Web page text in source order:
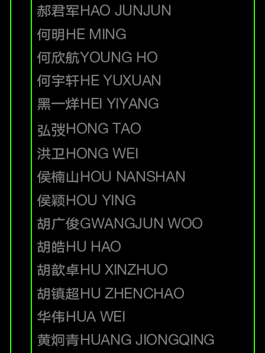
郝君军HAO JUNJUN
何明HE MING
何欣航YOUNG HO
何宇轩HE YUXUAN
黑一烊HEI YIYANG
弘弢HONG TAO
洪卫HONG WEI
侯楠山HOU NANSHAN
侯颖HOU YING
胡广俊GWANGJUN WOO
胡皓HU HAO
胡歆卓HU XINZHUO
胡镇超HU ZHENCHAO
华伟HUA WEI
黄炯青HUANG JIONGQING